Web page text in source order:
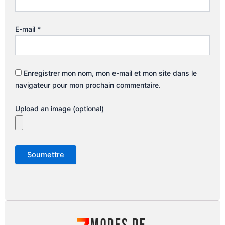
E-mail *
Enregistrer mon nom, mon e-mail et mon site dans le
navigateur pour mon prochain commentaire.
Upload an image (optional)